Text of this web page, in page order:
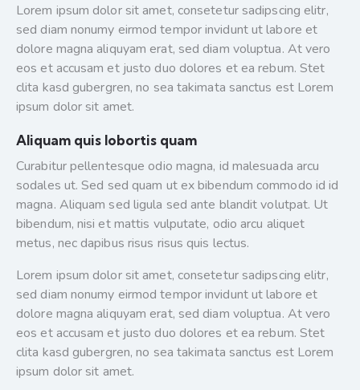
Lorem ipsum dolor sit amet, consetetur sadipscing elitr,
sed diam nonumy eirmod tempor invidunt ut labore et
dolore magna aliquyam erat, sed diam voluptua. At vero
eos et accusam et justo duo dolores et ea rebum. Stet
clita kasd gubergren, no sea takimata sanctus est Lorem
ipsum dolor sit amet.
Aliquam quis lobortis quam
Curabitur pellentesque odio magna, id malesuada arcu
sodales ut. Sed sed quam ut ex bibendum commodo id id
magna. Aliquam sed ligula sed ante blandit volutpat. Ut
bibendum, nisi et mattis vulputate, odio arcu aliquet
metus, nec dapibus risus risus quis lectus.
Lorem ipsum dolor sit amet, consetetur sadipscing elitr,
sed diam nonumy eirmod tempor invidunt ut labore et
dolore magna aliquyam erat, sed diam voluptua. At vero
eos et accusam et justo duo dolores et ea rebum. Stet
clita kasd gubergren, no sea takimata sanctus est Lorem
ipsum dolor sit amet.